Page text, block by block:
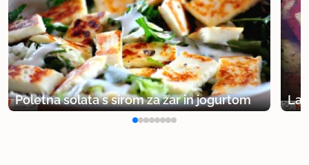
Poletna solata s sirom za žar in jogurtom